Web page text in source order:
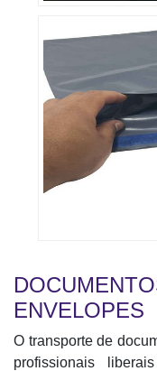
ENVELOPES
O transporte de
profissionais